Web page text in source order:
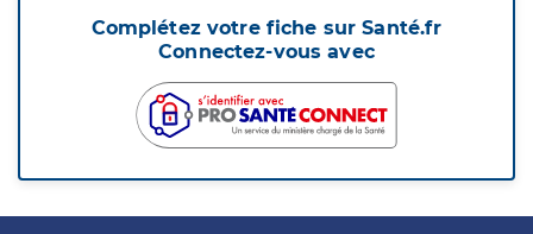
Complétez votre fiche sur Santé.fr
Connectez-vous avec